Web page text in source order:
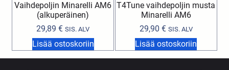
Vaihdepoljin Minarelli AM6
(alkuperäinen)
29,89€ SIS. ALV
Lisää ostoskoriin
T4Tune vaihdepoljin musta
Minarelli AM6
29,90 € SIS. ALV
Lisää ostoskoriin